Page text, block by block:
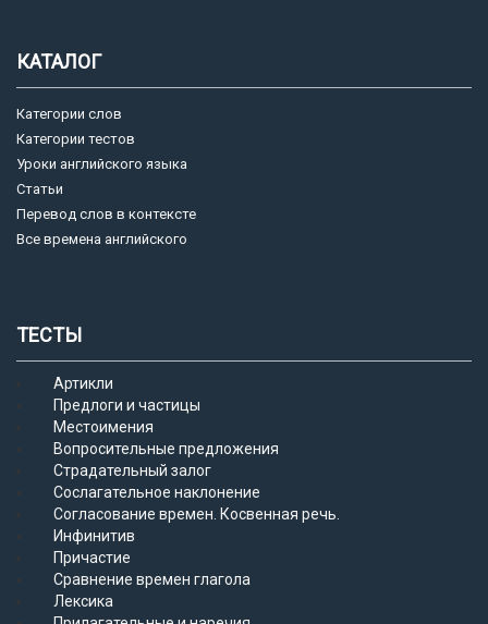
КАТАЛОГ
Категории слов
Категории тестов
Уроки английского языка
Статьи
Перевод слов в контексте
Все времена английского
ТЕСТЫ
Артикли
Предлоги и частицы
Местоимения
Вопросительные предложения
Страдательный залог
Сослагательное наклонение
Согласование времен. Косвенная речь.
Инфинитив
Причастие
Сравнение времен глагола
Лексика